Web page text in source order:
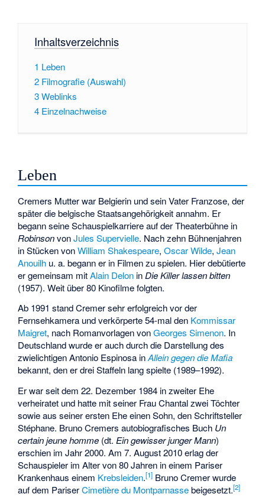
Inhaltsverzeichnis
1 Leben
2 Filmografie (Auswahl)
3Weblinks
4 Einzelnachweise
Leben
Cremers Mutter war Belgierin und sein Vater Franzose, der
später diebelgische Staatsangehörigkeitannahm. Er
begann seine Schauspielkarriere auf der Theaterbühne in
RobinsonvonJules Supervielle. Nach zehn Bühnenjahren
in Stücken vonWilliam Shakespeare,Oscar Wilde,Jean
Anouilh u. a. begann er in Filmen zu spielen. Hier debütierte
er gemeinsam mitAlain Delon inDie Killer lassen bitten
(1957). Weit über 80 Kinofilme folgten.
Ab 1991 stand Cremer sehr erfolgreich vor der
Fernsehkamera und verkörperte 54-mal den Kommissar
Maigret, nach Romanvorlagen vonGeorges Simenon. In
Deutschland wurde er auch durch die Darstellung des
zwielichtigen Antonio Espinosa inAllein gegen die Mafia
bekannt, den er drei Staffeln lang spielte (1989–1992).
Er war seit dem 22. Dezember 1984 in zweiter Ehe
verheiratet und hatte mit seiner Frau Chantal zwei Töchter
sowie aus seiner ersten Ehe einen Sohn, den Schriftsteller
Stéphane. Bruno Cremers autobiografisches Buch Un
certain jeune homme (dt. Ein gewisser junger Mann)
erschien im Jahr 2000. Am 7. August 2010 erlag der
Schauspieler im Alter von 80 Jahren in einem Pariser
Krankenhaus einem Krebsleiden.[1] Bruno Cremer wurde
auf dem PariserCimetière du Montparnassebeigesetzt.[2]